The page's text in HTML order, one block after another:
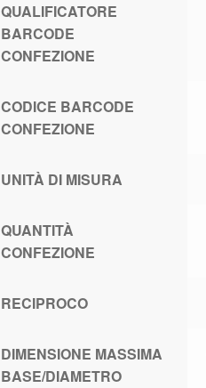
QUALIFICATORE
BARCODE
CONFEZIONE
CODICE BARCODE
CONFEZIONE
UNITÀ DI MISURA
QUANTITÀ
CONFEZIONE
RECIPROCO
DIMENSIONE MASSIMA
BASE/DIAMETRO